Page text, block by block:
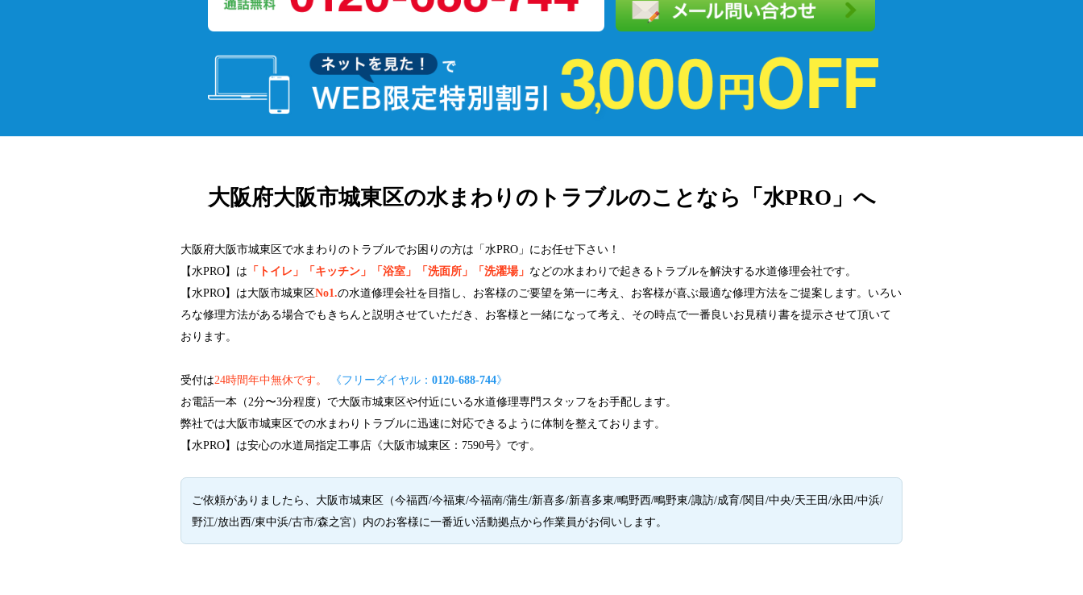
大阪府大阪市城東区の水まわりの トラブルのことなら「水PRO」へ
大阪府大阪市城東区で水まわりのトラブルでお困りの方は「水PRO」にお任せ下さい！
【水PRO】は 「トイレ」「キッチン」「浴室」「洗面所」「洗濯場」 などの水まわりで起きるトラブルを解決する水道修理会社です。
【水PRO】は大阪市城東区No1.の水道修理会社を目指し、お客様のご要望を第一に考え、お客様が喜ぶ最適な修理方法をご提案します。いろい
ろな修理方法がある場合でもきちんと説明させていただき、お客様と一緒になって考え、その時点で一番良いお見積り書を提示させて頂いて
おります。
受付は24時間年中無休です。 《フリーダイヤル：0120-688-744》
お電話一本（2分〜3分程度）で大阪市城東区や付近にいる水道修理専門スタッフをお手配します。
弊社では大阪市城東区での水まわりトラブルに迅速に対応できるように体制を整えております。
【水PRO】は安心の水道局指定工事店《大阪市城東区：7590号》です。
ご依頼がありましたら、大阪市城東区（今福西/今福東/今福南/蒲生/新喜多/新喜多東/鴫野西/鴫野東/諏訪/成育/関目/中央/天王田/永田/中浜/
野江/放出西/東中浜/古市/森之宮）内のお客様に一番近い活動拠点から作業員がお伺いします。